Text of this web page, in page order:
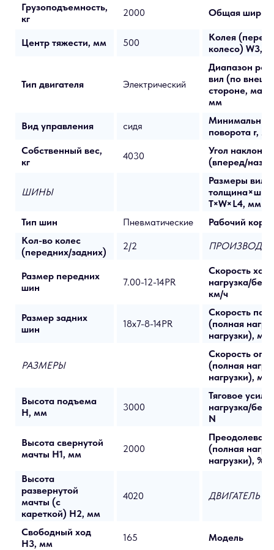
Грузоподъемность,
кг
2000 Общая
Центр тяжести, мм 500
Колея
колесо) W3,
Тип двигателя Электрический
Диапазон
вил (по
стороне,
мм
Вид управления сидя
Минимальный
поворота r, мм
Собственный вес,
кг
4030
Угол наклона
(вперед/
ШИНЫ
Размеры вил:
T×W×L4, мм
Тип шин
Пневматические
Рабочий
Кол-во колес
(передних/задних)
2/2
Размер передних
шин
7.00-12-14PR
Скорость
нагрузка/без
км/ч
Размер задних
шин
18x7-8-14PR
Скорость
(полная
нагрузки),
РАЗМЕРЫ
Скорость
(полная
нагрузки),
Высота подъема
H, мм
3000
Тяговое
нагрузка/без
N
Высота свернутой
мачты H1, мм
2000
(полная
нагрузки), %
Высота
развернутой
мачты (с
кареткой) H2, мм
4020 ДВИГАТЕЛЬ
Свободный ход
H3, мм
165 Модель